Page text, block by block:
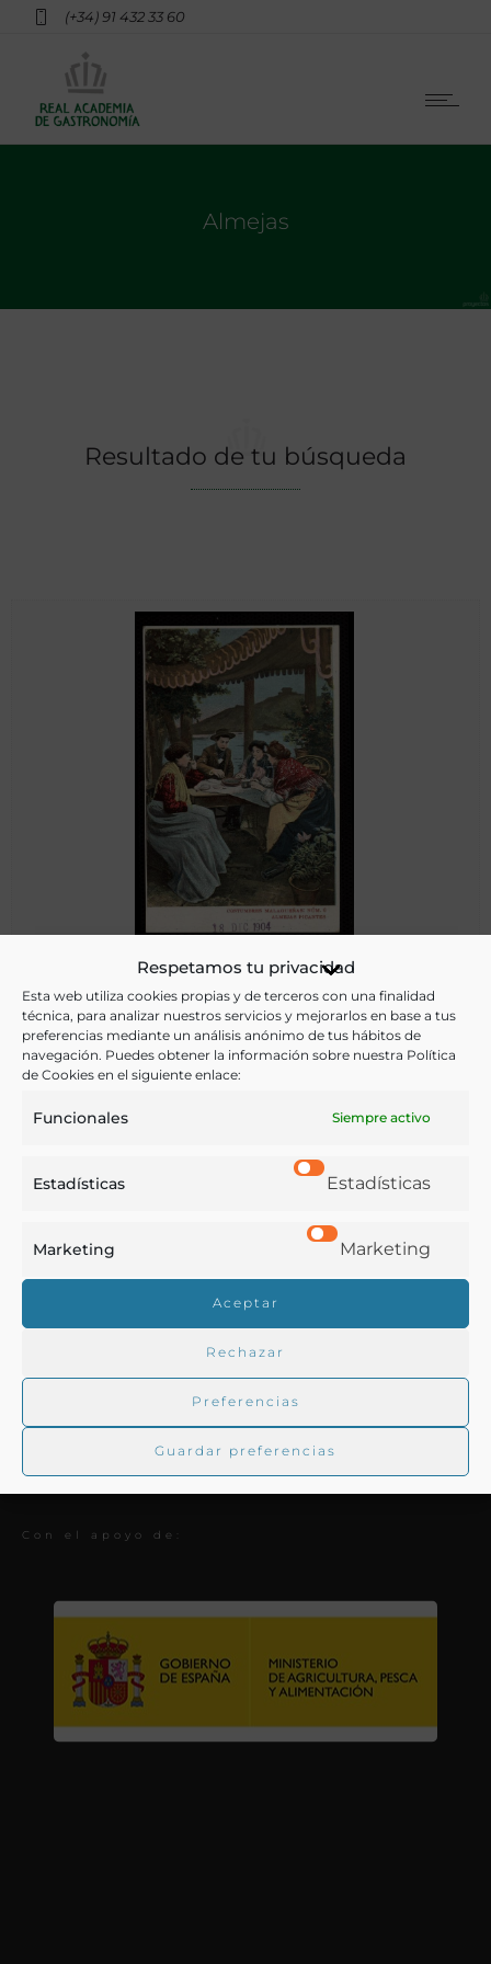
Respetamos tu privacidad
Esta web utiliza cookies propias y de terceros con una finalidad
técnica, para analizar nuestros servicios y mejorarlos en base a tus
preferencias mediante un análisis anónimo de tus hábitos de
navegación. Puedes obtener la información sobre nuestra Política
de Cookies en el siguiente enlace:
Funcionales Siempre activo
Estadísticas Estadísticas
Marketing Marketing
Aceptar
Rechazar
Preferencias
Guardar preferencias
(+34) 91 432 33 60
Almejas
Resultado de tu búsqueda
Costumbres malagueñas. Almejas picantes [Material
Málaga - 1904
Real Academia de Gastronomía
Trabajamos para difundir y proteger la cultura
La RAG
Con el apoyo de: